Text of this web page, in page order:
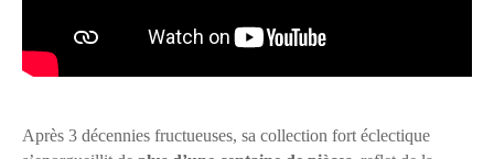
Après 3 décennies fructueuses, sa collection fort éclectique